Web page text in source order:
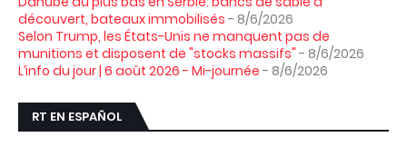
découvert, bateaux immobilisés - 8/6/2026
Selon Trump, les États-Unis ne manquent pas de
munitions et disposent de "stocks massifs" - 8/6/2026
L’info du jour | 6 août 2026 - Mi-journée - 8/6/2026
RT EN ESPAÑOL